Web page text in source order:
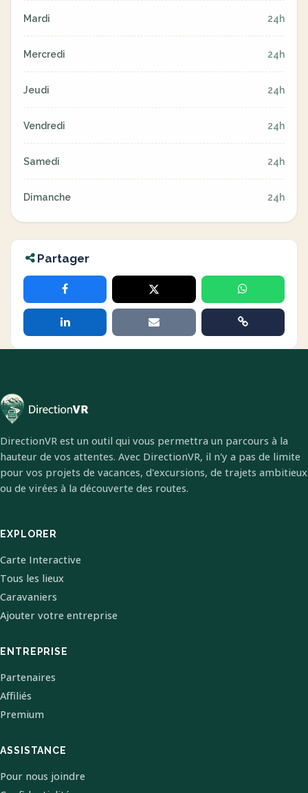
Mardi 24h
Mercredi 24h
Jeudi 24h
Vendredi 24h
Samedi 24h
Dimanche 24h
Partager
DirectionVR est un outil qui vous permettra un parcours à la
hauteur de vos attentes. Avec DirectionVR, il n'y a pas de limite
pour vos projets de vacances, d'excursions, de trajets ambitieux
ou de virées à la découverte des routes.
EXPLORER
Carte Interactive
Tous les lieux
Caravaniers
Ajouter votre entreprise
ENTREPRISE
Partenaires
Affiliés
Premium
ASSISTANCE
Pour nous joindre